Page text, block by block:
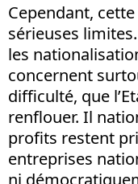
Cependant,
sérieuses
les
concernent
difficulté, que
renflouer. Il
profits restent
entreprises
ni